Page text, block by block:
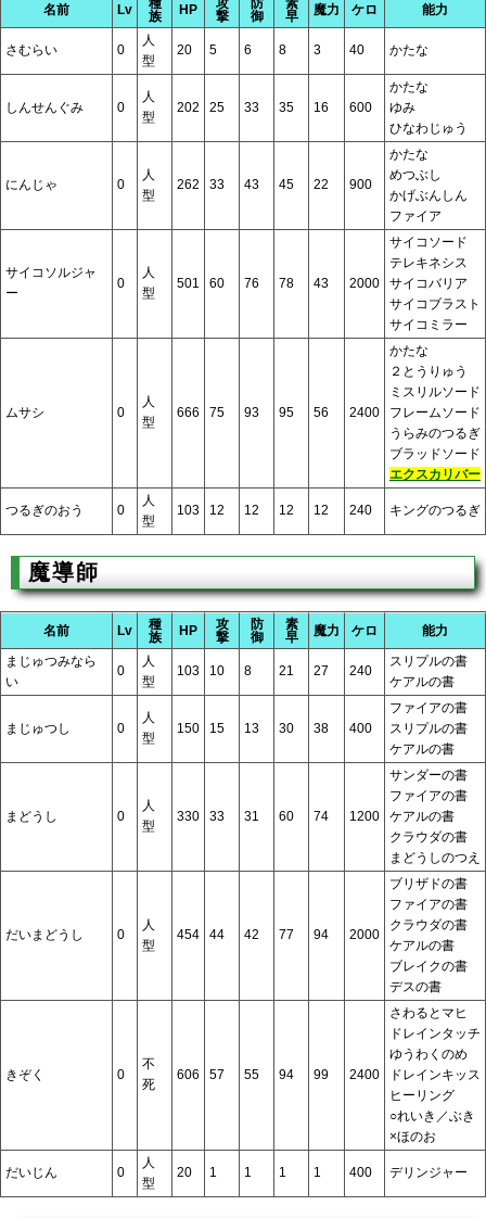
名前 Lv
種
族
HP
攻
撃
防
御
素
早
魔力 ケロ 能力
さむらい 0
人
型
20 5 6 8 3 40 かたな
しんせんぐみ 0
人
型
202 25 33 35 16 600
かたな
ゆみ
ひなわじゅう
にんじゃ 0
人
型
262 33 43 45 22 900
かたな
めつぶし
かげぶんしん
ファイア
サイコソルジャ
ー
0
人
型
501 60 76 78 43 2000
サイコソード
テレキネシス
サイコバリア
サイコブラスト
サイコミラー
ムサシ 0
人
型
666 75 93 95 56 2400
かたな
２とうりゅう
ミスリルソード
フレームソード
うらみのつるぎ
ブラッドソード
エクスカリバー
つるぎのおう 0
人
型
103 12 12 12 12 240 キングのつるぎ
魔導師
名前 Lv
種
族
HP
攻
撃
防
御
素
早
魔力 ケロ
能力
まじゅつみなら
い
0
人
型
103 10 8 21 27 240
スリプルの書
ケアルの書
まじゅつし 0
人
型
150 15 13 30 38 400
ファイアの書
スリプルの書
ケアルの書
まどうし 0
人
型
330 33 31 60 74 1200
サンダーの書
ファイアの書
ケアルの書
クラウダの書
まどうしのつえ
だいまどうし 0
人
型
454 44 42 77 94 2000
ブリザドの書
ファイアの書
クラウダの書
ケアルの書
ブレイクの書
デスの書
きぞく 0
不
死
606 57 55 94 99 2400
さわるとマヒ
ドレインタッチ
ゆうわくのめ
ドレインキッス
ヒーリング
○れいき／ぶき
×ほのお
だいじん 0
人
型
20 1 1 1 1 400 デリンジャー